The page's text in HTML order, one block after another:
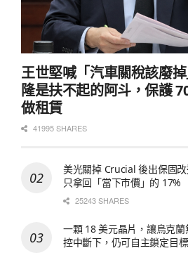
王世堅喊「汽車關稅該廢
隆是扶不起的阿斗，保護
做租賃
41995 SHARES
美光關掉 Crucial 後出保固
只拿回「當下市價」的 17%
25243 SHARES
一顆 18 美元晶片，讓烏克蘭
控中斷下，仍可自主鎖定目標